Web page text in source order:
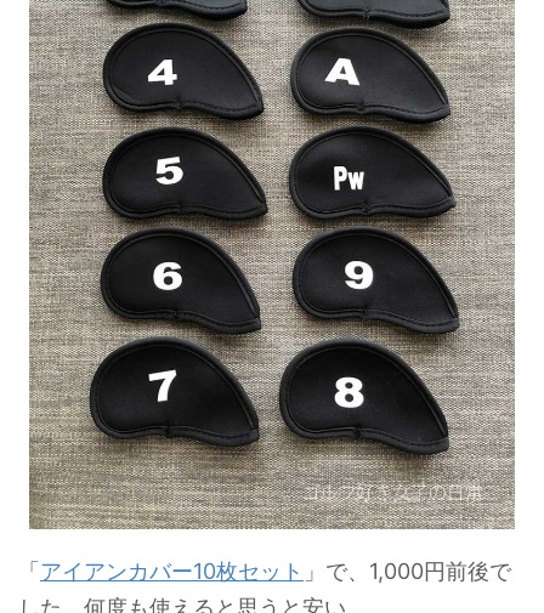
「アイアンカバー10枚セット 」で、1,000円前後で
した。何度も使えると思うと安い。